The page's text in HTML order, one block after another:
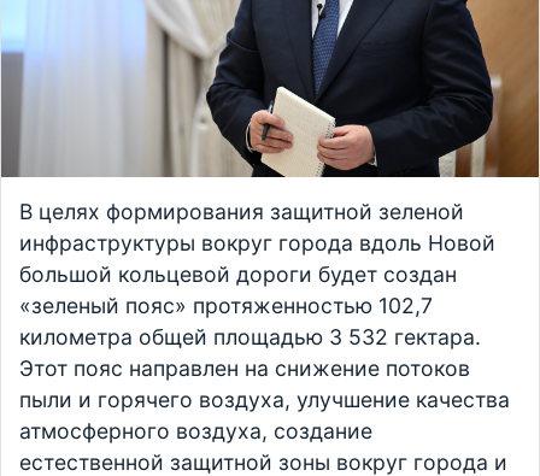
В целях формирования защитной зеленой
инфраструктуры вокруг города вдоль Новой
большой кольцевой дороги будет создан
«зеленый пояс» протяженностью 102,7
километра общей площадью 3 532 гектара.
Этот пояс направлен на снижение потоков
пыли и горячего воздуха, улучшение качества
атмосферного воздуха, создание
естественной защитной зоны вокруг города и